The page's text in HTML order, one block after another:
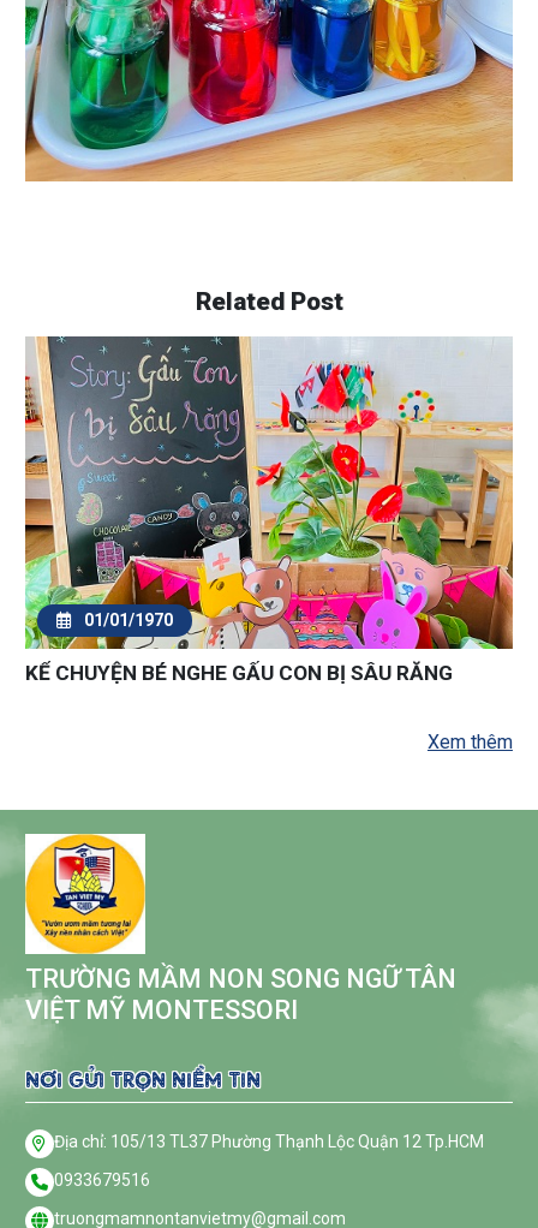
Related Post
01/01/1970
HOẠT ĐỘNG MONTESSORI - KHỐI TRỤ CÓ NÚM -
Xem thêm
TRƯỜNG MẦM NON SONG NGỮ TÂN
VIỆT MỸ MONTESSORI
NƠI GỬI TRỌN NIỀM TIN
Địa chỉ: 105/13 TL37 Phường Thạnh Lộc Quận 12 Tp.HCM
0933679516
truongmamnontanvietmy@gmail.com